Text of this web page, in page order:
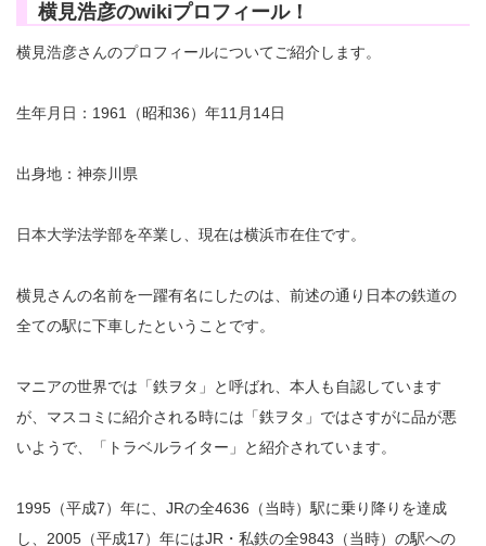
横見浩彦のwikiプロフィール！
横見浩彦さんのプロフィールについてご紹介します。
生年月日：1961（昭和36）年11月14日
出身地：神奈川県
日本大学法学部を卒業し、現在は横浜市在住です。
横見さんの名前を一躍有名にしたのは、前述の通り日本の鉄道の
全ての駅に下車したということです。
マニアの世界では「鉄ヲタ」と呼ばれ、本人も自認しています
が、マスコミに紹介される時には「鉄ヲタ」ではさすがに品が悪
いようで、「トラベルライター」と紹介されています。
1995（平成7）年に、JRの全4636（当時）駅に乗り降りを達成
し、2005（平成17）年にはJR・私鉄の全9843（当時）の駅への